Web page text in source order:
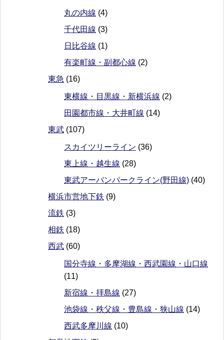
丸の内線 (4)
千代田線 (3)
日比谷線 (1)
有楽町線・副都心線 (2)
東急 (16)
東横線・目黒線・新横浜線 (2)
田園都市線・大井町線 (14)
東武 (107)
スカイツリーライン (36)
東上線・越生線 (28)
東武アーバンパークライン(野田線) (40)
横浜市営地下鉄 (9)
流鉄 (3)
相鉄 (18)
西武 (60)
国分寺線・多摩湖線・西武園線・山口線
(11)
新宿線・拝島線 (27)
池袋線・秩父線・豊島線・狭山線 (14)
西武多摩川線 (10)